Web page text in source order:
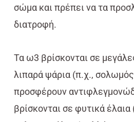
σώμα και πρέπει να τα
διατροφή.
Τα ω3 βρίσκονται σε
λιπαρά ψάρια (π.χ.,
προσφέρουν
βρίσκονται σε φυτικά